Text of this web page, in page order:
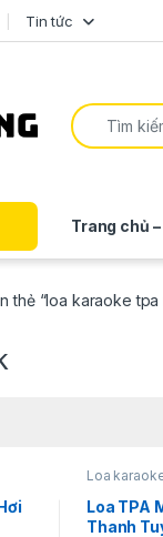
Tin tức
Trang chủ
thẻ “loa karaoke tpa
Loa
Loa TPA
Thanh